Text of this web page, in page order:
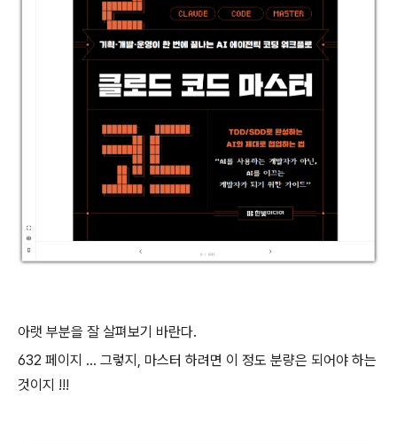
아랫 부분을 잘 살펴보기 바란다.
632 페이지 ... 그렇지, 마스터 하려면 이 정도 분량은 되어야 하는
것이지 !!!